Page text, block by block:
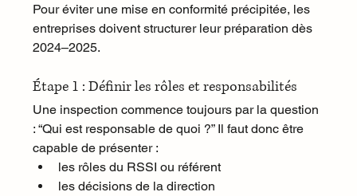
Pour éviter une mise en conformité précipitée, les
entreprises doivent structurer leur préparation dès
2024–2025.
Étape 1 : Définir les rôles et responsabilités
Une inspection commence toujours par la question
: “Qui est responsable de quoi ?” Il faut donc être
capable de présenter :
les rôles du RSSI ou référent
les décisions de la direction